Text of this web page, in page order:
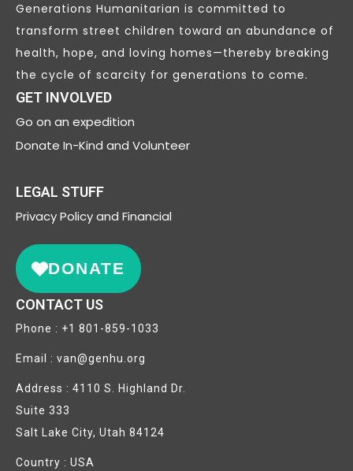
Generations Humanitarian is committed to
transform street children toward an abundance of
health, hope, and loving homes—thereby breaking
the cycle of scarcity for generations to come.
GET INVOLVED
Go on an expedition
Donate In-Kind and Volunteer
LEGAL STUFF
PrivacyPolicy and Financial
DONATE
CONTACT US
Phone : +1 801-859-1033
Email : van@genhu.org
Address : 4110 S. Highland Dr.
Suite 333
Salt Lake City, Utah 84124
Country : USA